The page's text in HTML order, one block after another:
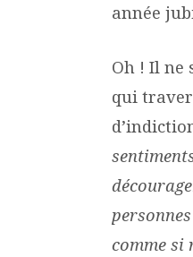
année
Oh ! Il ne
qui
comme si